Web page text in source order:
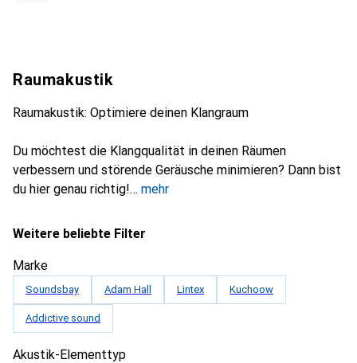
Raumakustik
Raumakustik: Optimiere deinen Klangraum
Du möchtest die Klangqualität in deinen Räumen
verbessern und störende Geräusche minimieren? Dann bist
du hier genau richtig!
mehr
Weitere beliebte Filter
Marke
Soundsbay Adam Hall Lintex Kuchoow
Addictive sound
Akustik-Elementtyp